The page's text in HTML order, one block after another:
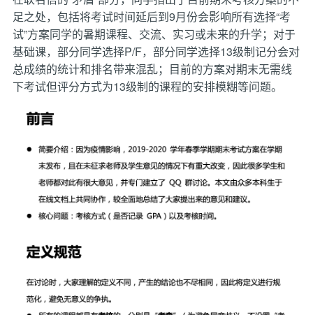
足之处，包括将考试时间延后到9月份会影响所有选择“考
试”方案同学的暑期课程、交流、实习或未来的升学；对于
基础课，部分同学选择P/F，部分同学选择13级制记分会对
总成绩的统计和排名带来混乱；目前的方案对期末无需线
下考试但评分方式为13级制的课程的安排模糊等问题。